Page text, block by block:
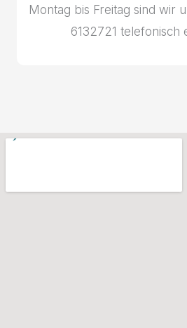
Montag bis Freitag sind wir
6132721 telefonisch